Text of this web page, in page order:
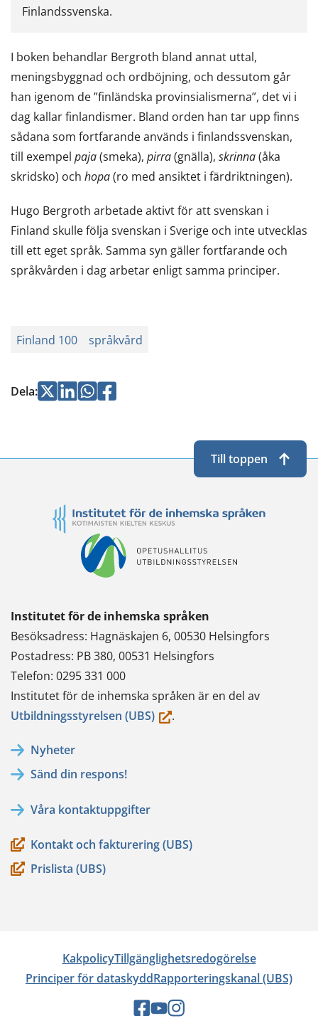
Finlandssvenska.
I boken behandlar Bergroth bland annat uttal,
meningsbyggnad och ordböjning, och dessutom går
han igenom de ”finländska provinsialismerna”, det vi i
dag kallar finlandismer. Bland orden han tar upp finns
sådana som fortfarande används i finlandssvenskan,
till exempel paja(smeka), pirra(gnälla), skrinna(åka
skridsko) och hopa(ro med ansiktet i färdriktningen).
Hugo Bergroth arbetade aktivt för att svenskan i
Finland skulle följa svenskan i Sverige och inte utvecklas
till ett eget språk. Samma syn gäller fortfarande och
språkvården i dag arbetar enligt samma principer.
Finland 100 språkvård
Dela:Jaa Jaa Jaa
Jaa
Institutet för de inhemska språken
Besöksadress: Hagnäskajen 6, 00530 Helsingfors
Postadress: PB 380, 00531 Helsingfors
Telefon: 0295 331 000
Institutet för de inhemska språken är en del av
Utbildningsstyrelsen (UBS)(du.
Nyheter
Sänd din respons!
Våra kontaktuppgifter
Kontakt och fakturering (UBS)
Prislista (UBS)
KakpolicyTillgänglighetsredogörelse
Principer för dataskyddRapporteringskanal (UBS)
Sociala
Sociala
Sociala
Till toppen